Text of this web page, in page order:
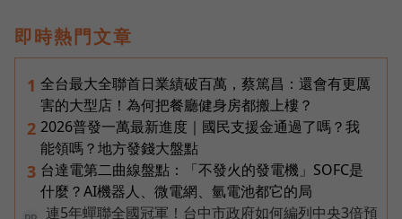
即時熱門文章
1 全台最大全聯首日業績破百萬，蔡篤昌：還會有更厲
害的大型店！為何把餐廳健身房都搬上樓？
2 2026普發一萬最新進度｜國民支援金通過了嗎？我
能領嗎？地方發錢大盤點
3 台達電第二曲線盤點：「不發火的發電機」SOFC是
什麼？AI機器人、微電網、氫電池都它的局
連5年蟬聯全國冠軍！台中市政府如何編列中央3倍預